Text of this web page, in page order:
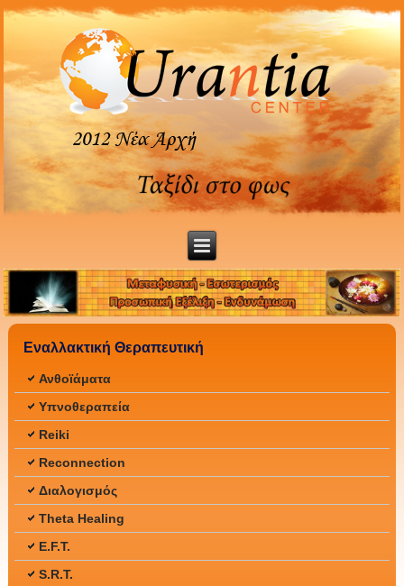
Εναλλακτική Θεραπευτική
Ανθοϊάματα
Υπνοθεραπεία
Reiki
Reconnection
Διαλογισμός
Theta Healing
E.F.T.
S.R.T.